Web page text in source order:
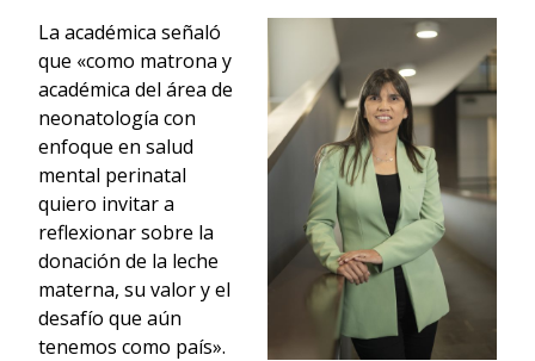
La académica señaló
que «como matrona y
académica del área de
neonatología con
enfoque en salud
mental perinatal
quiero invitar a
reflexionar sobre la
donación de la leche
materna, su valor y el
desafío que aún
tenemos como país».